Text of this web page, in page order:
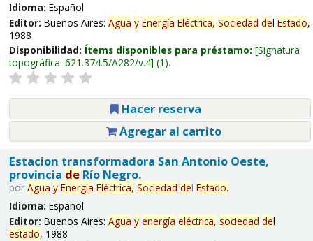
Idioma: Español
Editor: Buenos Aires: Agua y Energía Eléctrica, Sociedad del Estado,
1988
Disponibilidad: Ítems disponibles para préstamo: Signatura
topográfica: 621.374.5/A282/v.4 (1).
Hacer reserva
Agregar al carrito
Estacion transformadora San Antonio Oeste,
provincia deRío Negro.
por Agua y Energía Eléctrica, Sociedad del Estado.
Idioma: Español
Editor: Buenos Aires: Agua y energía eléctrica, sociedad del
estado, 1988